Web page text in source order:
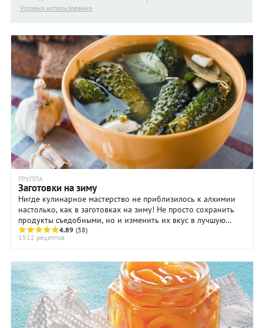
Условия использования
ГРУППА
Заготовки на зиму
Нигде кулинарное мастерство не приблизилось к алхимии
настолько, как в заготовках на зиму! Не просто сохранить
продукты съедобными, но и изменить их вкус в лучшую
сторону – настоящее искусство, ...
4.89 (38)
1512 рецептов